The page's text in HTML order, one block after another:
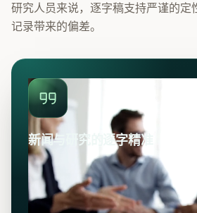
研究人员来说，逐字稿支持严谨的定
记录带来的偏差。
新闻与研究的逐字精准